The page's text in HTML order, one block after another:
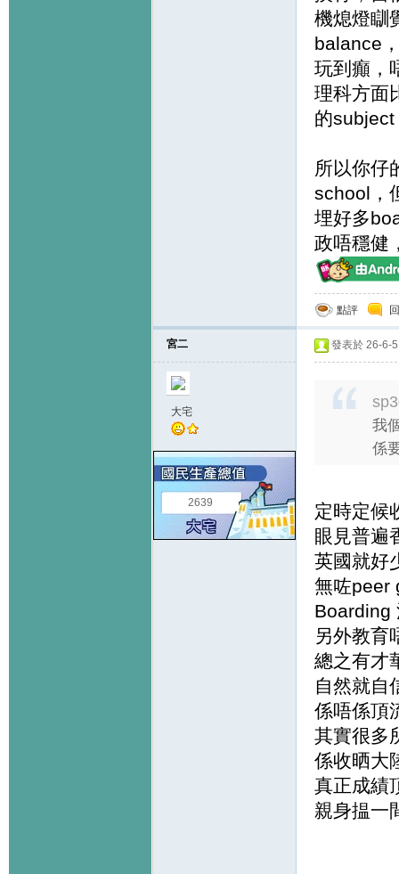
機熄燈瞓
balance
玩到癲，
理科方面
的
所以你仔
school，
埋好多
政唔穩健
點評
宮二
大宅
2639
發表於 26-6-
我
係
定時定候
眼見普遍
英國就好
無咗peer
Boarding
另外教育
總之有才
自然就自
係唔係頂
其實很多
係收晒大
真正成績
親身揾一